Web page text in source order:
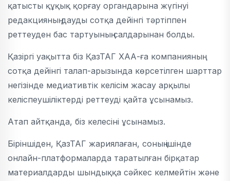
қатысты құқық қорғау органдарына жүгінуі
редакцияның дауды сотқа дейінгі тәртіппен
реттеуден бас тартуының салдарынан болды.
Қазіргі уақытта біз ҚазТАГ ХАА-ға компанияның
сотқа дейінгі талап-арызында көрсетілген шарттар
негізінде медиативтік келісім жасау арқылы
келіспеушіліктерді реттеуді қайта ұсынамыз.
Атап айтқанда, біз келесіні ұсынамыз.
Біріншіден, ҚазТАГ жариялаған, соның ішінде
онлайн-платформаларда таратылған бірқатар
материалдарды шындыққа сәйкес келмейтін және